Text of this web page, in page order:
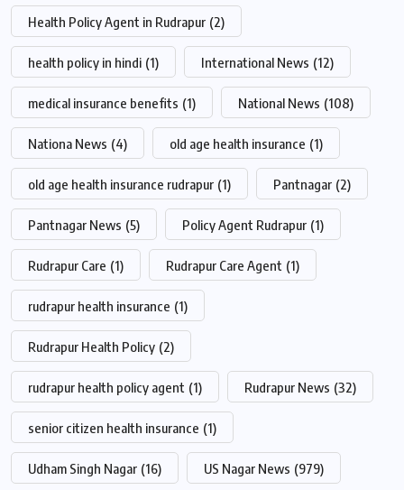
Health Policy Agent in Rudrapur (2)
health policy in hindi (1) International News (12)
medical insurance benefits (1) National News (108)
Nationa News (4) old age health insurance (1)
old age health insurance rudrapur (1) Pantnagar (2)
Pantnagar News (5) Policy Agent Rudrapur (1)
Rudrapur Care (1) Rudrapur Care Agent (1)
rudrapur health insurance (1)
Rudrapur Health Policy (2)
rudrapur health policy agent (1) Rudrapur News (32)
senior citizen health insurance (1)
Udham Singh Nagar (16) US Nagar News (979)